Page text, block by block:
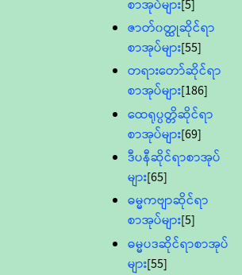
စာအုပ်များ[5]
ဇာတ်၀တ္ထုဆိုင်ရာ
စာအုပ်များ[55]
တရားတော်ဆိုင်ရာ
စာအုပ်များ[186]
ထေရုပ္ပတ္တိဆိုင်ရာ
စာအုပ်များ[69]
ဒီပနီဆိုင်ရာစာအုပ်
များ[65]
ဓမ္မကဗျာဆိုင်ရာ
စာအုပ်များ[5]
ဓမ္မပဒဆိုင်ရာစာအုပ်
များ[55]